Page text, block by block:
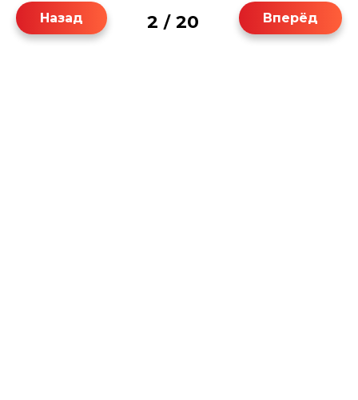
Назад Вперёд
2 / 20